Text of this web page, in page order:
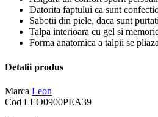
Datorita faptului ca sunt
Sabotii din piele, daca sunt
Talpa interioara cu gel si
Forma anatomica a talpii se
Detalii produs
Marca Leon
Cod LEO0900PEA39